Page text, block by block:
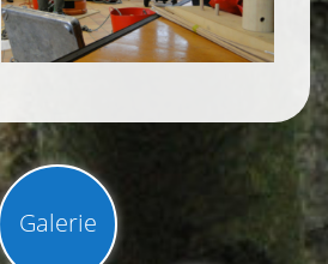
Galerie